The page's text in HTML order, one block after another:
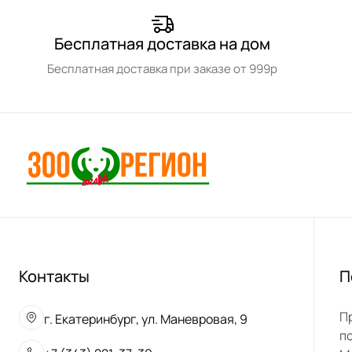
Бесплатная доставка на дом
Бесплатная доставка при заказе от 999р
Контакты
г. Екатеринбург, ул. Маневровая, 9